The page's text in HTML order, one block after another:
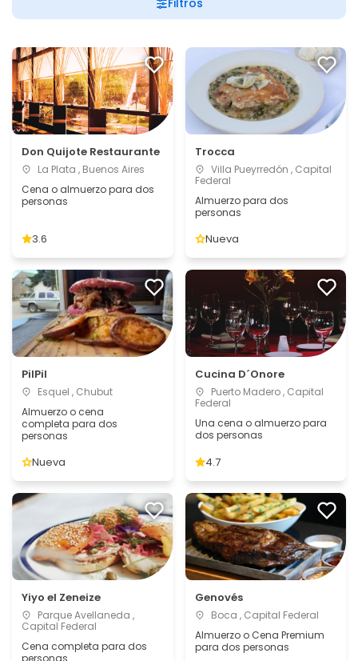
Filtros
Don Quijote Restaurante
La Plata , Buenos Aires
Cena o almuerzo para dos
personas
3.6
Trocca
Villa Pueyrredón , Capital
Federal
Almuerzo para dos
personas
Nueva
PilPil
Esquel , Chubut
Almuerzo o cena
completa para dos
personas
Nueva
Cucina D´Onore
Puerto Madero , Capital
Federal
Una cena o almuerzo para
dos personas
4.7
Yiyo el Zeneize
Parque Avellaneda ,
Capital Federal
Cena completa para dos
personas
Genovés
Boca , Capital Federal
Almuerzo o Cena Premium
para dos personas